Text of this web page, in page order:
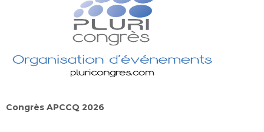
Congrès APCCQ 2026